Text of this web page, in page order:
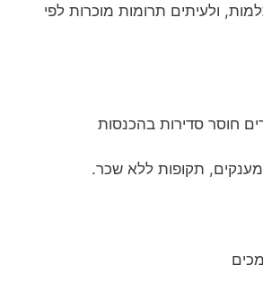
ולעיתים תרומות מוכרות לפי
תקופות ללא שכר.